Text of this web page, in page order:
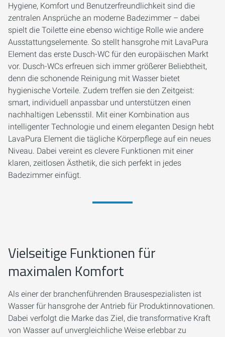
Hygiene, Komfort und Benutzerfreundlichkeit sind die
zentralen Ansprüche an moderne Badezimmer – dabei
spielt die Toilette eine ebenso wichtige Rolle wie andere
Ausstattungselemente. So stellt hansgrohe mit LavaPura
Element das erste Dusch-WC für den europäischen Markt
vor. Dusch-WCs erfreuen sich immer größerer Beliebtheit,
denn die schonende Reinigung mit Wasser bietet
hygienische Vorteile. Zudem treffen sie den Zeitgeist:
smart, individuell anpassbar und unterstützen einen
nachhaltigen Lebensstil. Mit einer Kombination aus
intelligenter Technologie und einem eleganten Design hebt
LavaPura Element die tägliche Körperpflege auf ein neues
Niveau. Dabei vereint es clevere Funktionen mit einer
klaren, zeitlosen Ästhetik, die sich perfekt in jedes
Badezimmer einfügt.
Vielseitige Funktionen für
maximalen Komfort
Als einer der branchenführenden Brausespezialisten ist
Wasser für hansgrohe der Antrieb für Produktinnovationen.
Dabei verfolgt die Marke das Ziel, die transformative Kraft
von Wasser auf unvergleichliche Weise erlebbar zu